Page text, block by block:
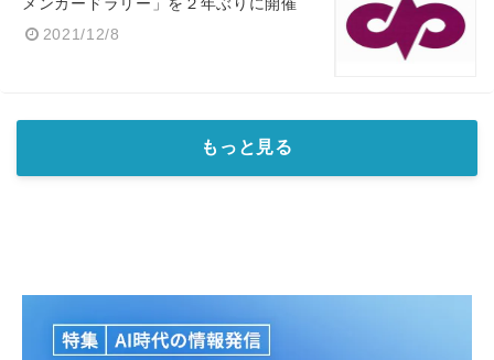
メンカードラリー」を２年ぶりに開催
2021/12/8
もっと見る